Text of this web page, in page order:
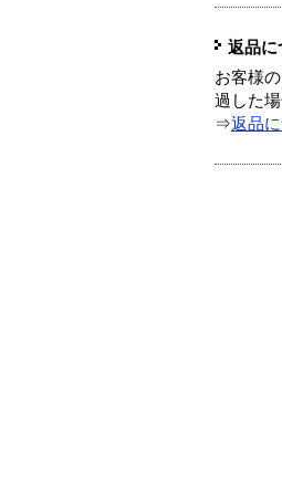
返品に
お客様
過した
⇒返品